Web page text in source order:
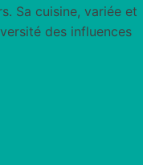
Sa cuisine, variée et
des influences